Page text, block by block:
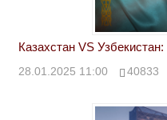
Казахстан VS
28.01.2025 11:00 40833